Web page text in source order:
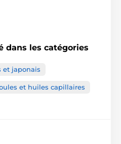
dans les catégories
et japonais
et huiles capillaires